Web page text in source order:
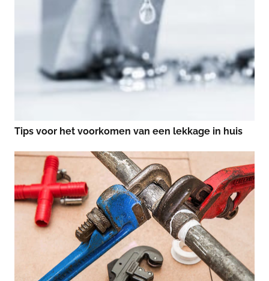
Tips voor het voorkomen van een lekkage in huis